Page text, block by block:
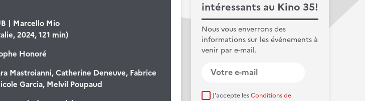
intéressants au Kino 35!
Nous vous enverrons des
informations sur les événements à
venir par e-mail.
J'accepte lesConditions de
| Marcello Mio
2024, 121 min)
Honoré
Mastroianni, Catherine Deneuve, Fabrice
Garcia, Melvil Poupaud